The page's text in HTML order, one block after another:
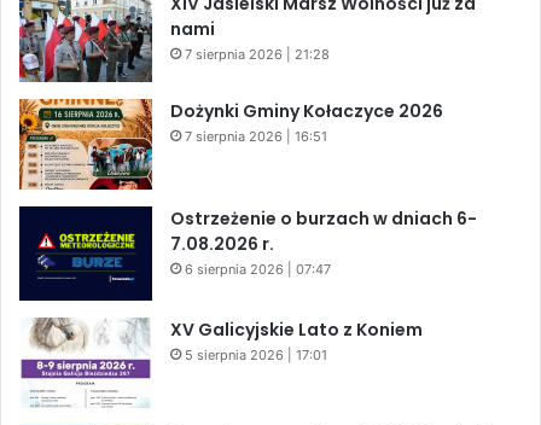
nami
7 sierpnia 2026 | 21:28
Dożynki Gminy Kołaczyce 2026
7 sierpnia 2026 | 16:51
Ostrzeżenie o burzach w dniach 6-
7.08.2026 r.
6 sierpnia 2026 | 07:47
XV Galicyjskie Lato z Koniem
5 sierpnia 2026 | 17:01